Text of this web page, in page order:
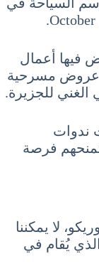
فيها أعمال
عروض مسرحية
الغني للجزيرة.
ندوات
فرصة
لا يمكننا
يُقام في